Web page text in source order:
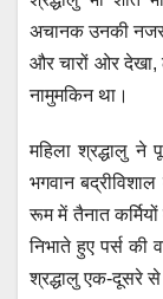
k
अचानक उनकी नजर
और चारों ओर देखा,
नामुमकिन था।
महिला श्रद्धालु ने
भगवान
रूम में तैनात कर्मियों
निभाते हुए पर्स की
श्रद्धालु एक-दूसरे